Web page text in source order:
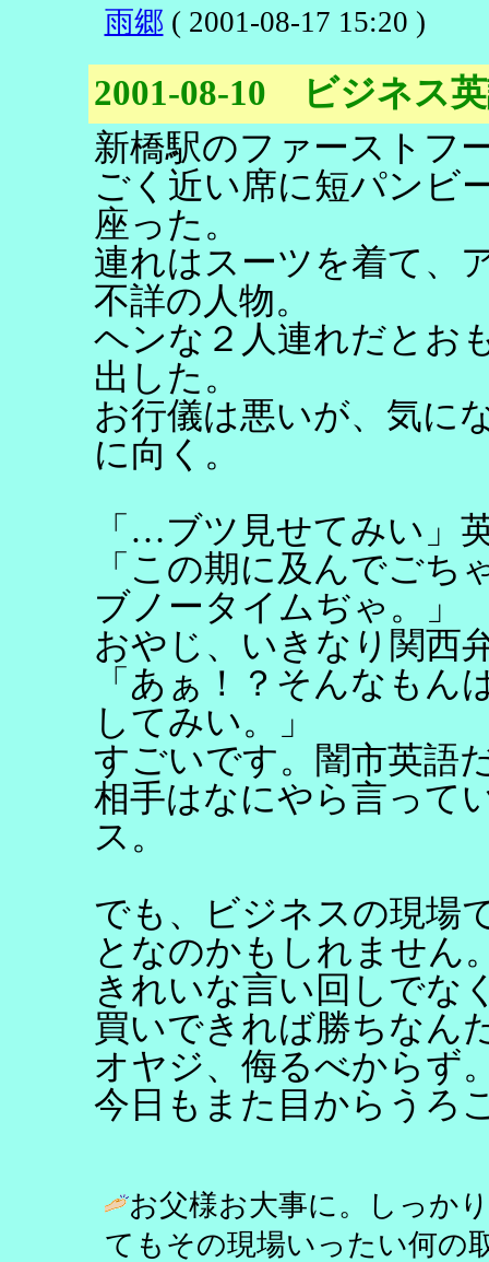
雨郷 ( 2001-08-17 15:20 )
2001-08-10 ビジネス
新橋駅のファーストフ
ごく近い席に短パンビ
座った。
連れはスーツを着て、
不詳の人物。
ヘンな２人連れだとお
出した。
お行儀は悪いが、気に
に向く。
「…ブツ見せてみい」
「この期に及んでごち
ブノータイムぢゃ。」
おやじ、いきなり関西
「あぁ！？そんなもん
してみい。」
すごいです。闇市英語
相手はなにやら言って
ス。
でも、ビジネスの現場
となのかもしれません
きれいな言い回しでな
買いできれば勝ちなん
オヤジ、侮るべからず
今日もまた目からうろ
お父様お大事に。しっか
てもその現場いったい何の